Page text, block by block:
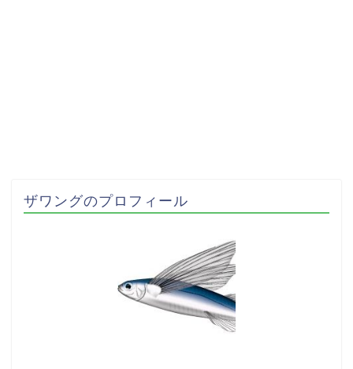
ザワングのプロフィール